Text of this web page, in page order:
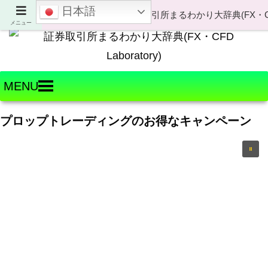
Welcome to FX・CFD Laboratory!
MENU
プロップトレーディングのお得なキャンペーン
メニュー
日本語